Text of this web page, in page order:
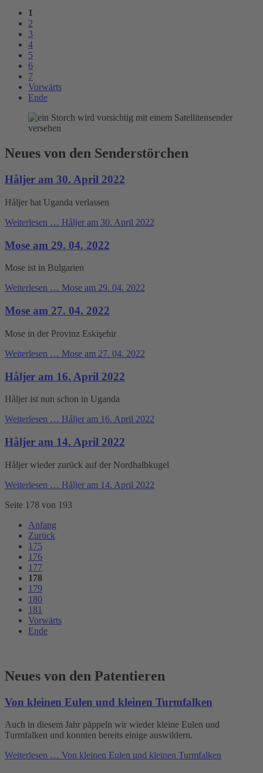
1
2
3
4
5
6
7
Vorwärts
Ende
Neues von den Senderstörchen
Håljer am 30. April 2022
Håljer hat Uganda verlassen
Weiterlesen … Håljer am 30. April 2022
Mose am 29. 04. 2022
Mose ist in Bulgarien
Weiterlesen … Mose am 29. 04. 2022
Mose am 27. 04. 2022
Mose in der Provinz Eskişehir
Weiterlesen … Mose am 27. 04. 2022
Håljer am 16. April 2022
Håljer ist nun schon in Uganda
Weiterlesen … Håljer am 16. April 2022
Håljer am 14. April 2022
Håljer wieder zurück auf der Nordhalbkugel
Weiterlesen … Håljer am 14. April 2022
Seite 178 von 193
Anfang
Zurück
175
176
177
178
179
180
181
Vorwärts
Ende
Neues von den Patentieren
Von kleinen Eulen und kleinen Turmfalken
Auch in diesem Jahr päppeln wir wieder kleine Eulen und
Turmfalken und konnten bereits einige auswildern.
Weiterlesen … Von kleinen Eulen und kleinen Turmfalken